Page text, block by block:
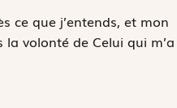
ce que j’entends, et mon
volonté de Celui qui m’a